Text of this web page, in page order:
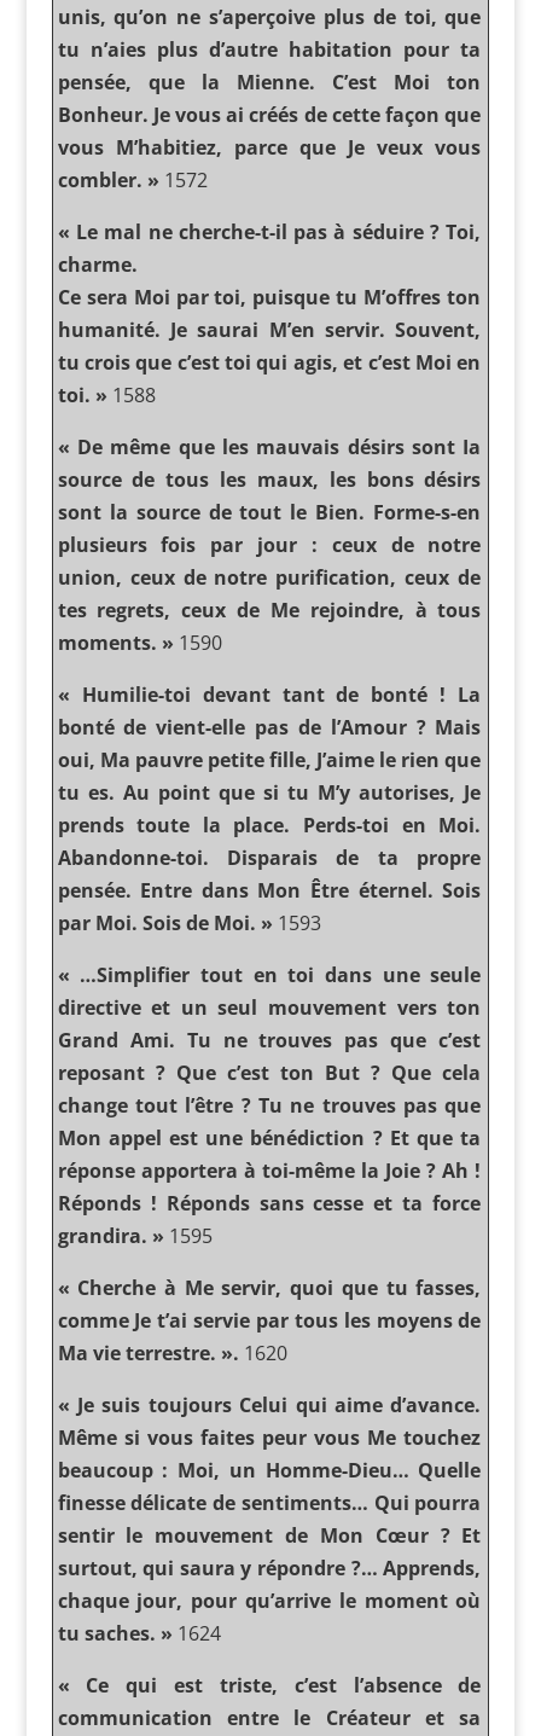
unis, qu’on ne s’aperçoive plus de toi, que
tu n’aies plus d’autre habitation pour ta
pensée, que la Mienne. C’est Moi ton
Bonheur. Je vous ai créés de cette façon que
vous M’habitiez, parce que Je veux vous
combler. » 1572
« Le mal ne cherche-t-il pas à séduire ? Toi,
charme.
Ce sera Moi par toi, puisque tu M’offres ton
humanité. Je saurai M’en servir. Souvent,
tu crois que c’est toi qui agis, et c’est Moi en
toi. » 1588
« De même que les mauvais désirs sont Ia
source de tous les maux, les bons désirs
sont la source de tout le Bien. Forme-s-en
plusieurs fois par jour : ceux de notre
union, ceux de notre purification, ceux de
tes regrets, ceux de Me rejoindre, à tous
moments. » 1590
« Humilie-toi devant tant de bonté ! La
bonté de vient-elle pas de l’Amour ? Mais
oui, Ma pauvre petite fille, J’aime le rien que
tu es. Au point que si tu M’y autorises, Je
prends toute la place. Perds-toi en Moi.
Abandonne-toi. Disparais de ta propre
pensée. Entre dans Mon Être éternel. Sois
par Moi. Sois de Moi. » 1593
« …Simplifier tout en toi dans une seule
directive et un seul mouvement vers ton
Grand Ami. Tu ne trouves pas que c’est
reposant ? Que c’est ton But ? Que cela
change tout l’être ? Tu ne trouves pas que
Mon appel est une bénédiction ? Et que ta
réponse apportera à toi-même la Joie ? Ah !
Réponds ! Réponds sans cesse et ta force
grandira. » 1595
« Cherche à Me servir, quoi que tu fasses,
comme Je t’ai servie par tous les moyens de
Ma vie terrestre. ». 1620
« Je suis toujours Celui qui aime d’avance.
Même si vous faites peur vous Me touchez
beaucoup : Moi, un Homme-Dieu… Quelle
finesse délicate de sentiments… Qui pourra
sentir le mouvement de Mon Cœur ? Et
surtout, qui saura y répondre ?… Apprends,
chaque jour, pour qu’arrive le moment où
tu saches. » 1624
« Ce qui est triste, c’est l’absence de
communication entre le Créateur et sa